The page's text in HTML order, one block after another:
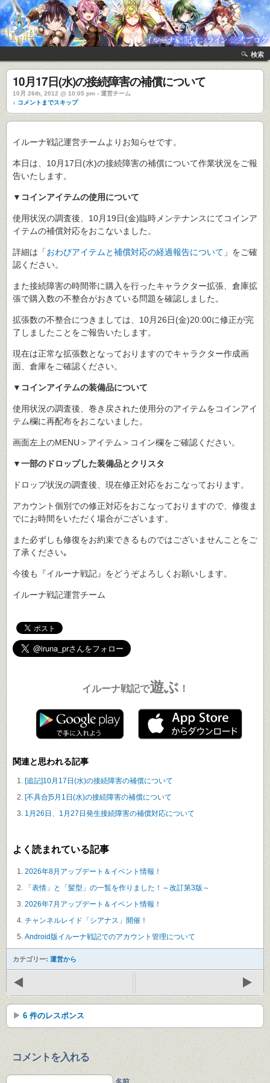
検索
10月17日(水)の接続障害の補償について
10月 26th, 2012 @ 10:05 pm › 運営チーム
↓ コメントまでスキップ
イルーナ戦記運営チームよりお知らせです。
本日は、10月17日(水)の接続障害の補償について作業状況をご報
告いたします。
▼コインアイテムの使用について
使用状況の調査後、10月19日(金)臨時メンテナンスにてコインア
イテムの補償対応をおこないました。
詳細は「おわびアイテムと補償対応の経過報告について 」をご確
認ください。
また接続障害の時間帯に購入を行ったキャラクター拡張、倉庫拡
張で購入数の不整合がおきている問題を確認しました。
拡張数の不整合につきましては、10月26日(金)20:00に修正が完
了しましたことをご報告いたします。
現在は正常な拡張数となっておりますのでキャラクター作成画
面、倉庫をご確認ください。
▼コインアイテムの装備品について
使用状況の調査後、巻き戻された使用分のアイテムをコインアイ
テム欄に再配布をおこないました。
画面左上のMENU＞アイテム＞コイン欄をご確認ください。
▼一部のドロップした装備品とクリスタ
ドロップ状況の調査後、現在修正対応をおこなっております。
アカウント個別での修正対応をおこなっておりますので、修復ま
でにお時間をいただく場合がございます。
また必ずしも修復をお約束できるものではございませんことをご
了承ください｡
今後も『イルーナ戦記』をどうぞよろしくお願いします。
イルーナ戦記運営チーム
イルーナ戦記で遊ぶ ！
関連と思われる記事
[追記]10月17日(水)の接続障害の補償について
[不具合]5月1日(水)の接続障害の補償について
1月26日、1月27日発生接続障害の補償対応について
よく読まれている記事
2026年8月アップデート＆イベント情報！
「表情」と「髪型」の一覧を作りました！～改訂第3版～
2026年7月アップデート＆イベント情報！
チャンネルレイド「シアナス」開催！
Android版イルーナ戦記でのアカウント管理について
カテゴリー: 運営から
6 件のレスポンス
コメントを入れる